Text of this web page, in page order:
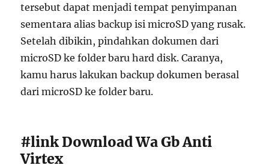
tersebut dapat menjadi tempat penyimpanan
sementara alias backup isi microSD yang rusak.
Setelah dibikin, pindahkan dokumen dari
microSD ke folder baru hard disk. Caranya,
kamu harus lakukan backup dokumen berasal
dari microSD ke folder baru.
#link Download Wa Gb Anti
Virtex